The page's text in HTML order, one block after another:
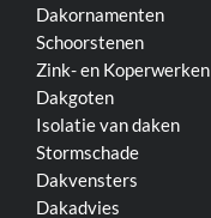
Dakornamenten
Schoorstenen
Zink- en Koperwerken
Dakgoten
Isolatie van daken
Stormschade
Dakvensters
Dakadvies